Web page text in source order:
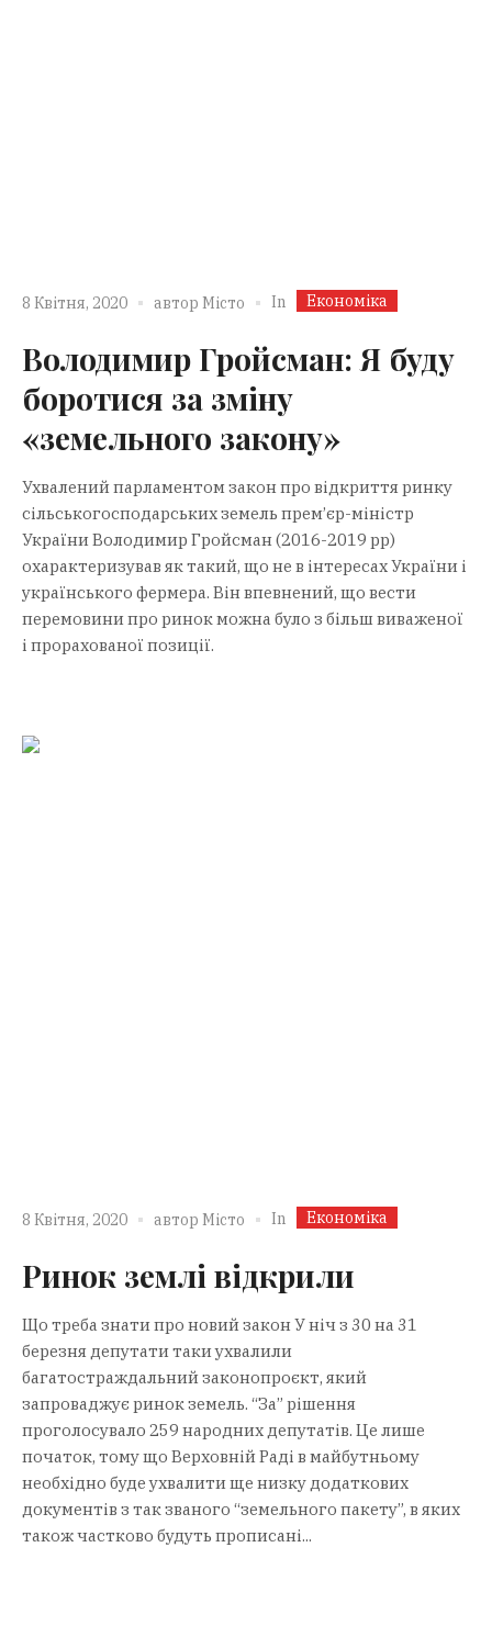
8 Квітня, 2020 автор Місто In Економіка
Володимир Гройсман: Я буду
боротися за зміну
«земельного закону»
Ухвалений парламентом закон про відкриття ринку
сільськогосподарських земель прем’єр-міністр
України Володимир Гройсман (2016-2019 рр)
охарактеризував як такий, що не в інтересах України і
українського фермера. Він впевнений, що вести
перемовини про ринок можна було з більш виваженої
і прорахованої позиції.
8 Квітня, 2020 автор Місто In Економіка
Ринок землі відкрили
Що треба знати про новий закон У ніч з 30 на 31
березня депутати таки ухвалили
багатостраждальний законопроєкт, який
запроваджує ринок земель. “За” рішення
проголосувало 259 народних депутатів. Це лише
початок, тому що Верховній Раді в майбутньому
необхідно буде ухвалити ще низку додаткових
документів з так званого “земельного пакету”, в яких
також частково будуть прописані...